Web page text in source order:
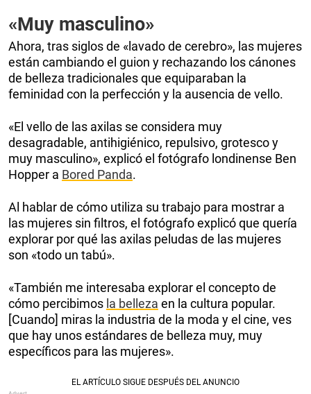
«Muy masculino»
Ahora, tras siglos de «lavado de cerebro», las mujeres
están cambiando el guion y rechazando los cánones
de belleza tradicionales que equiparaban la
feminidad con la perfección y la ausencia de vello.
«El vello de las axilas se considera muy
desagradable, antihigiénico, repulsivo, grotesco y
muy masculino», explicó el fotógrafo londinense Ben
Hopper a Bored Panda.
Al hablar de cómo utiliza su trabajo para mostrar a
las mujeres sin filtros, el fotógrafo explicó que quería
explorar por qué las axilas peludas de las mujeres
son «todo un tabú».
«También me interesaba explorar el concepto de
cómo percibimos la belleza en la cultura popular.
[Cuando] miras la industria de la moda y el cine, ves
que hay unos estándares de belleza muy, muy
específicos para las mujeres».